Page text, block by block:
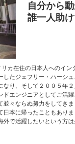
自分から
誰一人助
リカ在住の日本人へのイン
たジェフリー・ハーシ
なり、そして２００５年
エンジニアとしてご活
並々ならぬ努力をしてき
日本に帰ったこともあり
で活躍したいという方